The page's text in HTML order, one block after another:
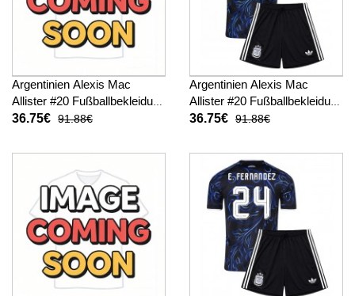
Argentinien Alexis Mac
Allister #20 Fußballbekleidung
Heimtrikot Kinder WM 2026
36.75€ 91.88€
Argentinien Alexis Mac
Allister #20 Fußballbekleidung
Auswärtstrikot Kinder WM
hosen)
36.75€ 91.88€